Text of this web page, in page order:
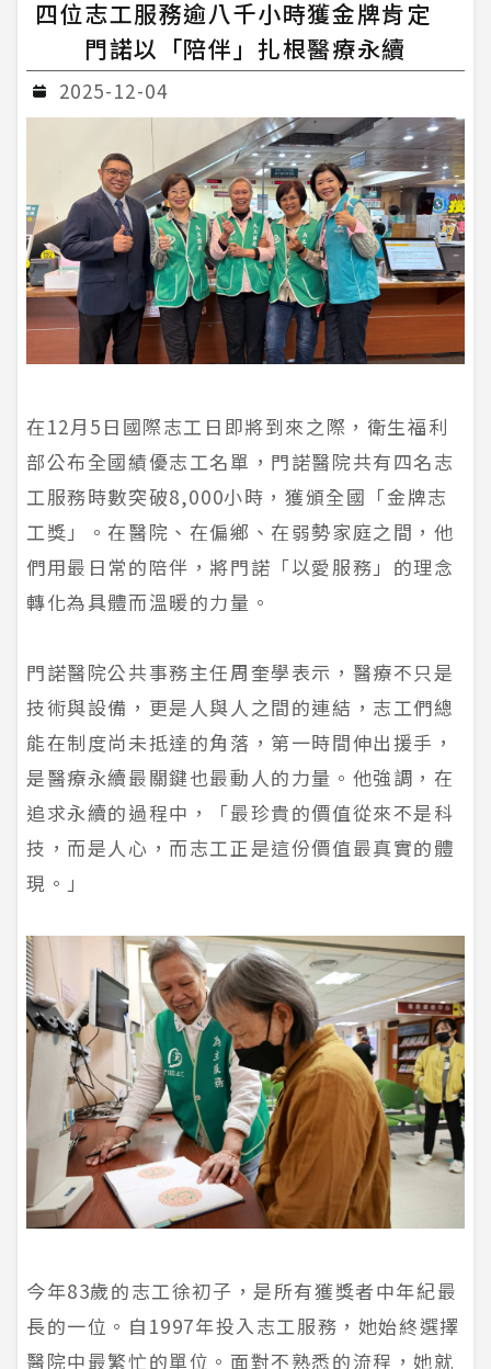
四位志工服務逾八千小時獲金牌肯定
門諾以「陪伴」扎根醫療永續
2025-12-04
在12月5日國際志工日即將到來之際，衛生福利
部公布全國績優志工名單，門諾醫院共有四名志
工服務時數突破8,000小時，獲頒全國「金牌志
工獎」。在醫院、在偏鄉、在弱勢家庭之間，他
們用最日常的陪伴，將門諾「以愛服務」的理念
轉化為具體而溫暖的力量。
門諾醫院公共事務主任周奎學表示，醫療不只是
技術與設備，更是人與人之間的連結，志工們總
能在制度尚未抵達的角落，第一時間伸出援手，
是醫療永續最關鍵也最動人的力量。他強調，在
追求永續的過程中，「最珍貴的價值從來不是科
技，而是人心，而志工正是這份價值最真實的體
現。」
今年83歲的志工徐初子，是所有獲獎者中年紀最
長的一位。自1997年投入志工服務，她始終選擇
醫院中最繁忙的單位。面對不熟悉的流程，她就